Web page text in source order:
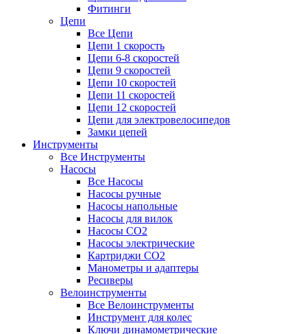
Фитинги
Цепи
Все Цепи
Цепи 1 скорость
Цепи 6-8 скоростей
Цепи 9 скоростей
Цепи 10 скоростей
Цепи 11 скоростей
Цепи 12 скоростей
Цепи для электровелосипедов
Замки цепей
Инструменты
Все Инструменты
Насосы
Все Насосы
Насосы ручные
Насосы напольные
Насосы для вилок
Насосы CO2
Насосы электрические
Картриджи CO2
Манометры и адаптеры
Ресиверы
Велоинструменты
Все Велоинструменты
Инструмент для колес
Ключи динамометрические